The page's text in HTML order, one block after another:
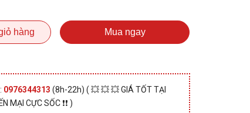
hàng Mua ngay
0976344313 (8h-22h) ( 💥 💥 💥 GIÁ TỐT TẠI
MẠI CỰC SỐC ❗❗ )